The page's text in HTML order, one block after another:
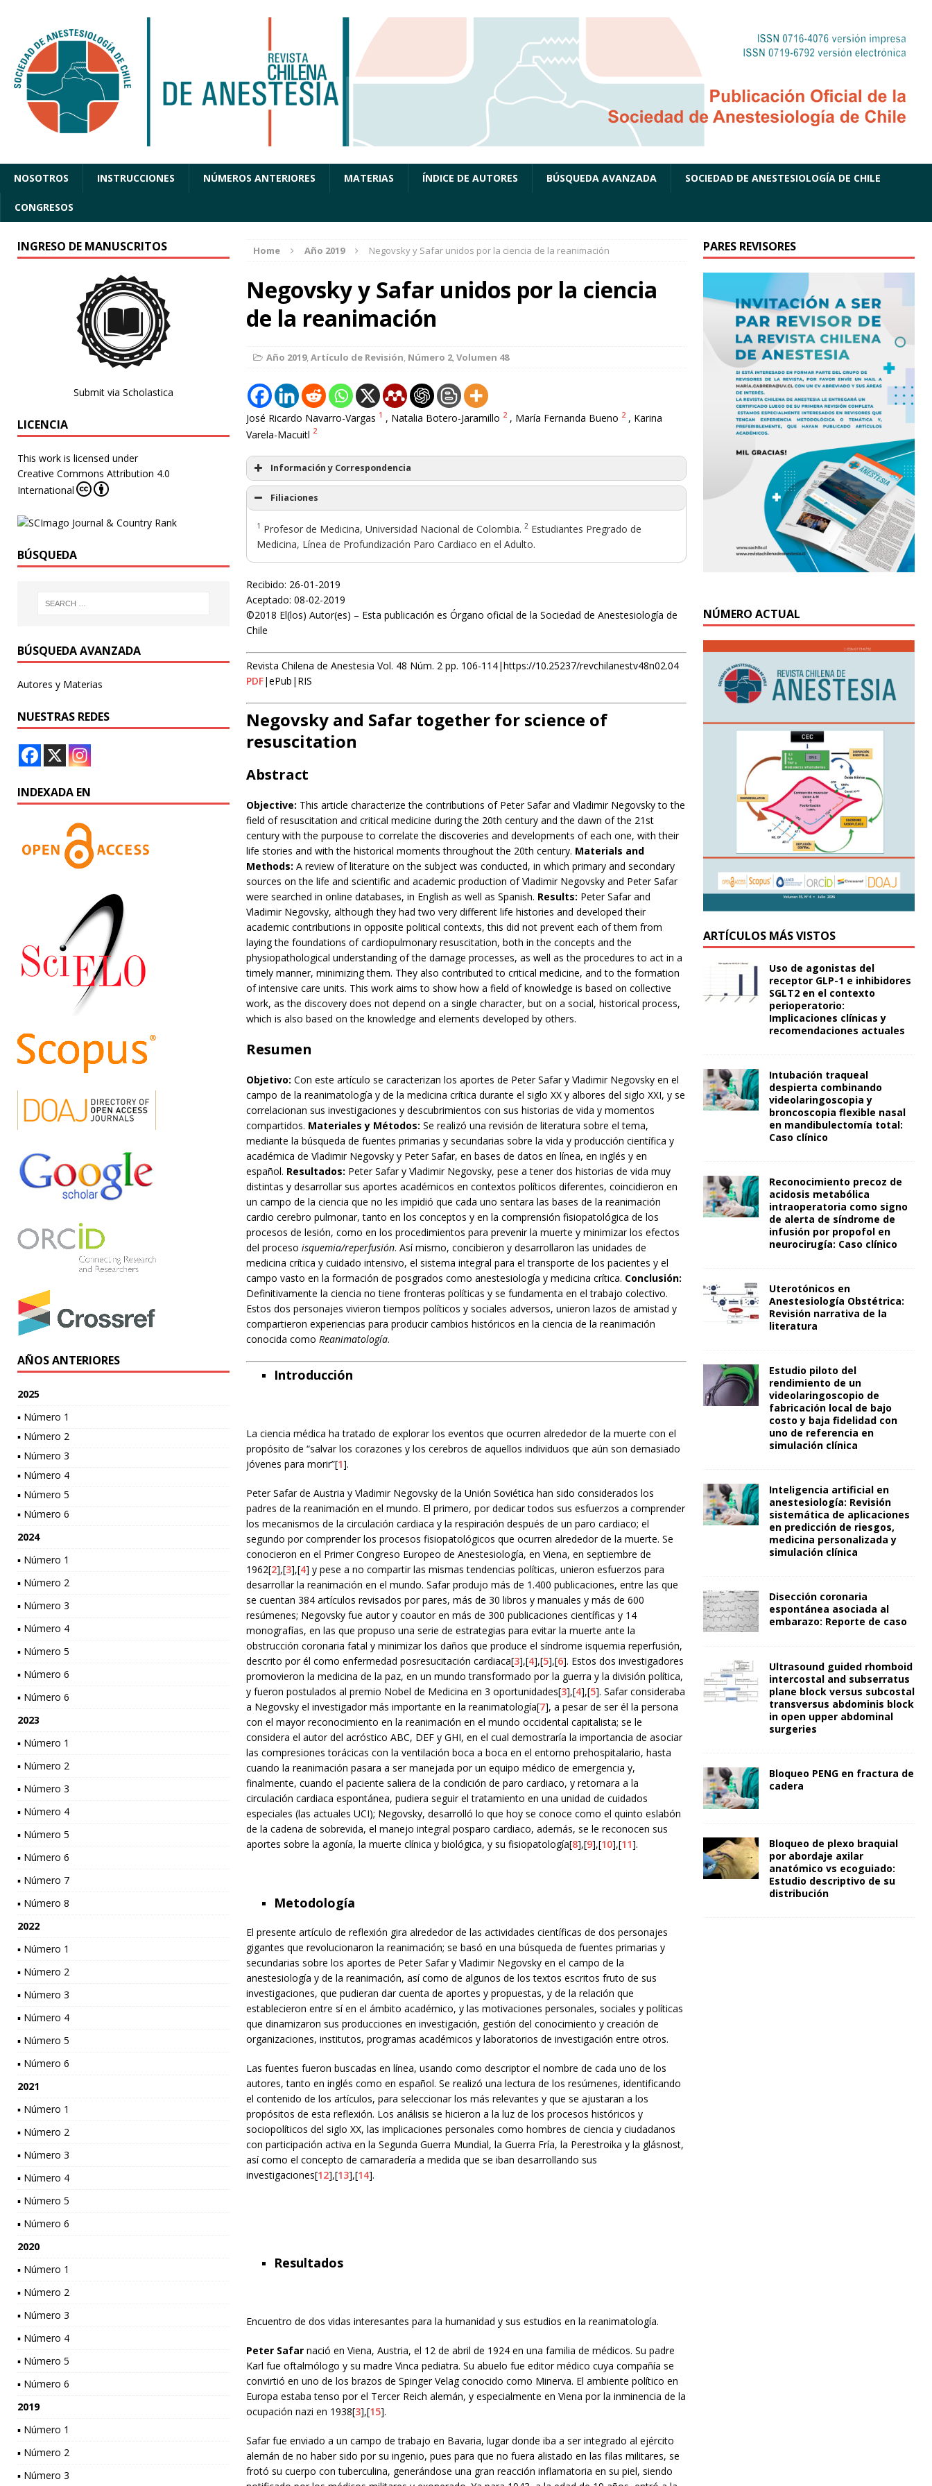
NOSOTROS INSTRUCCIONES NÚMEROS ANTERIORES MATERIAS ÍNDICE DE AUTORES BÚSQUEDA AVANZADA SOCIEDAD DE ANESTESIOLOGÍA DE CHILE
CONGRESOS
Home Año 2019 Negovsky y Safar unidos por la ciencia de la reanimación
Negovsky y Safar unidos por la ciencia
de la reanimación
Año 2019,Artículo de Revisión, Número 2,Volumen 48
José Ricardo Navarro-Vargas 1 , Natalia Botero-Jaramillo 2 , María Fernanda Bueno 2 , Karina
Varela-Macuitl 2
Información y Correspondencia
Filiaciones
1 Profesor de Medicina, Universidad Nacional de Colombia. 2Estudiantes Pregrado de
Medicina, Línea de Profundización Paro Cardiaco en el Adulto.
Recibido: 26-01-2019
Aceptado: 08-02-2019
©2018 El(los) Autor(es) – Esta publicación es Órgano oficial de la Sociedad de Anestesiología de
Chile
Revista Chilena de Anestesia Vol. 48 Núm. 2 pp. 106-114|https://10.25237/revchilanestv48n02.04
PDF|ePub|RIS
Negovsky and Safar together for science of
resuscitation
Abstract
Objective: This article characterize the contributions of Peter Safar and Vladimir Negovsky to the
field of resuscitation and critical medicine during the 20th century and the dawn of the 21st
century with the purpouse to correlate the discoveries and developments of each one, with their
life stories and with the historical moments throughout the 20th century. Materials and
Methods: A review of literature on the subject was conducted, in which primary and secondary
sources on the life and scientific and academic production of Vladimir Negovsky and Peter Safar
were searched in online databases, in English as well as Spanish. Results: Peter Safar and
Vladimir Negovsky, although they had two very different life histories and developed their
academic contributions in opposite political contexts, this did not prevent each of them from
laying the foundations of cardiopulmonary resuscitation, both in the concepts and the
physiopathological understanding of the damage processes, as well as the procedures to act in a
timely manner, minimizing them. They also contributed to critical medicine, and to the formation
of intensive care units. This work aims to show how a field of knowledge is based on collective
work, as the discovery does not depend on a single character, but on a social, historical process,
which is also based on the knowledge and elements developed by others.
Resumen
Objetivo: Con este artículo se caracterizan los aportes de Peter Safar y Vladimir Negovsky en el
campo de la reanimatología y de la medicina crítica durante el siglo XX y albores del siglo XXI, y se
correlacionan sus investigaciones y descubrimientos con sus historias de vida y momentos
compartidos. Materiales y Métodos: Se realizó una revisión de literatura sobre el tema,
mediante la búsqueda de fuentes primarias y secundarias sobre la vida y producción científica y
académica de Vladimir Negovsky y Peter Safar, en bases de datos en línea, en inglés y en
español. Resultados: Peter Safar y Vladimir Negovsky, pese a tener dos historias de vida muy
distintas y desarrollar sus aportes académicos en contextos políticos diferentes, coincidieron en
un campo de la ciencia que no les impidió que cada uno sentara las bases de la reanimación
cardio cerebro pulmonar, tanto en los conceptos y en la comprensión fisiopatológica de los
procesos de lesión, como en los procedimientos para prevenir la muerte y minimizar los efectos
del proceso isquemia/reperfusión. Así mismo, concibieron y desarrollaron las unidades de
medicina crítica y cuidado intensivo, el sistema integral para el transporte de los pacientes y el
campo vasto en la formación de posgrados como anestesiología y medicina crítica. Conclusión:
Definitivamente la ciencia no tiene fronteras políticas y se fundamenta en el trabajo colectivo.
Estos dos personajes vivieron tiempos políticos y sociales adversos, unieron lazos de amistad y
compartieron experiencias para producir cambios históricos en la ciencia de la reanimación
conocida como Reanimatología.
Introducción
La ciencia médica ha tratado de explorar los eventos que ocurren alrededor de la muerte con el
propósito de “salvar los corazones y los cerebros de aquellos individuos que aún son demasiado
jóvenes para morir”[1].
Peter Safar de Austria y Vladimir Negovsky de la Unión Soviética han sido considerados los
padres de la reanimación en el mundo. El primero, por dedicar todos sus esfuerzos a comprender
los mecanismos de la circulación cardiaca y la respiración después de un paro cardiaco; el
segundo por comprender los procesos fisiopatológicos que ocurren alrededor de la muerte. Se
conocieron en el Primer Congreso Europeo de Anestesiología, en Viena, en septiembre de
1962[2],[3],[4] y pese a no compartir las mismas tendencias políticas, unieron esfuerzos para
desarrollar la reanimación en el mundo. Safar produjo más de 1.400 publicaciones, entre las que
se cuentan 384 artículos revisados por pares, más de 30 libros y manuales y más de 600
resúmenes; Negovsky fue autor y coautor en más de 300 publicaciones científicas y 14
monografías, en las que propuso una serie de estrategias para evitar la muerte ante la
obstrucción coronaria fatal y minimizar los daños que produce el síndrome isquemia reperfusión,
descrito por él como enfermedad posresucitación cardiaca[3],[4],[5],[6]. Estos dos investigadores
promovieron la medicina de la paz, en un mundo transformado por la guerra y la división política,
y fueron postulados al premio Nobel de Medicina en 3 oportunidades[3],[4],[5]. Safar consideraba
a Negovsky el investigador más importante en la reanimatología[7], a pesar de ser él la persona
con el mayor reconocimiento en la reanimación en el mundo occidental capitalista; se le
considera el autor del acróstico ABC, DEF y GHI, en el cual demostraría la importancia de asociar
las compresiones torácicas con la ventilación boca a boca en el entorno prehospitalario, hasta
cuando la reanimación pasara a ser manejada por un equipo médico de emergencia y,
finalmente, cuando el paciente saliera de la condición de paro cardiaco, y retornara a la
circulación cardiaca espontánea, pudiera seguir el tratamiento en una unidad de cuidados
especiales (las actuales UCI); Negovsky, desarrolló lo que hoy se conoce como el quinto eslabón
de la cadena de sobrevida, el manejo integral posparo cardiaco, además, se le reconocen sus
aportes sobre la agonía, la muerte clínica y biológica, y su fisiopatología[8],[9],[10],[11].
Metodología
El presente artículo de reflexión gira alrededor de las actividades científicas de dos personajes
gigantes que revolucionaron la reanimación; se basó en una búsqueda de fuentes primarias y
secundarias sobre los aportes de Peter Safar y Vladimir Negovsky en el campo de la
anestesiología y de la reanimación, así como de algunos de los textos escritos fruto de sus
investigaciones, que pudieran dar cuenta de aportes y propuestas, y de la relación que
establecieron entre sí en el ámbito académico, y las motivaciones personales, sociales y políticas
que dinamizaron sus producciones en investigación, gestión del conocimiento y creación de
organizaciones, institutos, programas académicos y laboratorios de investigación entre otros.
Las fuentes fueron buscadas en línea, usando como descriptor el nombre de cada uno de los
autores, tanto en inglés como en español. Se realizó una lectura de los resúmenes, identificando
el contenido de los artículos, para seleccionar los más relevantes y que se ajustaran a los
propósitos de esta reflexión. Los análisis se hicieron a la luz de los procesos históricos y
sociopolíticos del siglo XX, las implicaciones personales como hombres de ciencia y ciudadanos
con participación activa en la Segunda Guerra Mundial, la Guerra Fría, la Perestroika y la glásnost,
así como el concepto de camaradería a medida que se iban desarrollando sus
investigaciones[12],[13],[14].
Resultados
Encuentro de dos vidas interesantes para la humanidad y sus estudios en la reanimatología.
Peter Safarnació en Viena, Austria, el 12 de abril de 1924 en una familia de médicos. Su padre
Karl fue oftalmólogo y su madre Vinca pediatra. Su abuelo fue editor médico cuya compañía se
convirtió en uno de los brazos de Spinger Velag conocido como Minerva. El ambiente político en
Europa estaba tenso por el Tercer Reich alemán, y especialmente en Viena por la inminencia de la
ocupación nazi en 1938[3],[15].
Safar fue enviado a un campo de trabajo en Bavaria, lugar donde iba a ser integrado al ejército
alemán de no haber sido por su ingenio, pues para que no fuera alistado en las filas militares, se
frotó su cuerpo con tuberculina, generándose una gran reacción inflamatoria en su piel, siendo
INGRESO DE MANUSCRITOS
Submit via Scholastica
LICENCIA
This work is licensed under
Creative Commons Attribution 4.0
International
BÚSQUEDA
BÚSQUEDA AVANZADA
Autores y Materias
NUESTRAS REDES
INDEXADA EN
AÑOS ANTERIORES
2025
▪ Número 1
▪ Número 2
▪ Número 3
▪ Número 4
▪ Número 5
▪ Número 6
2024
▪ Número 1
▪ Número 2
▪ Número 3
▪ Número 4
▪ Número 5
▪ Número 6
▪ Número 6
2023
▪ Número 1
▪ Número 2
▪ Número 3
▪ Número 4
▪ Número 5
▪ Número 6
▪ Número 7
▪ Número 8
2022
▪ Número 1
▪ Número 2
▪ Número 3
▪ Número 4
▪ Número 5
▪ Número 6
2021
▪ Número 1
▪ Número 2
▪ Número 3
▪ Número 4
▪ Número 5
▪ Número 6
2020
▪ Número 1
▪ Número 2
▪ Número 3
▪ Número 4
▪ Número 5
▪ Número 6
2019
▪ Número 1
▪ Número 2
▪ Número 3
PARES REVISORES
NÚMERO ACTUAL
ARTÍCULOS MÁS VISTOS
Uso de agonistas del
receptor GLP-1 e inhibidores
SGLT2 en el contexto
perioperatorio:
Implicaciones clínicas y
recomendaciones actuales
Intubación traqueal
despierta combinando
videolaringoscopia y
broncoscopia flexible nasal
en mandibulectomía total:
Caso clínico
Reconocimiento precoz de
acidosis metabólica
intraoperatoria como signo
de alerta de síndrome de
infusión por propofol en
neurocirugía: Caso clínico
Uterotónicos en
Anestesiología Obstétrica:
Revisión narrativa de la
literatura
Estudio piloto del
rendimiento de un
videolaringoscopio de
fabricación local de bajo
costo y baja fidelidad con
uno de referencia en
simulación clínica
Inteligencia artificial en
anestesiología: Revisión
sistemática de aplicaciones
en predicción de riesgos,
medicina personalizada y
simulación clínica
Disección coronaria
espontánea asociada al
embarazo: Reporte de caso
Ultrasound guided rhomboid
intercostal and subserratus
plane block versus subcostal
transversus abdominis block
in open upper abdominal
surgeries
Bloqueo PENG en fractura de
cadera
Bloqueo de plexo braquial
por abordaje axilar
anatómico vs ecoguiado:
Estudio descriptivo de su
distribución